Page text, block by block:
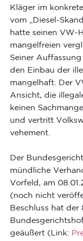
Kläger im
vom „Diesel-
hatte seinen VW-
mangelfreien
Seiner
den Einbau der
mangelhaft. Der
Ansicht, die
keinen
und vertritt
vehement.
Der
mündliche
Vorfeld, am
(noch nicht
Beschluss hat der
geäußert (Link: